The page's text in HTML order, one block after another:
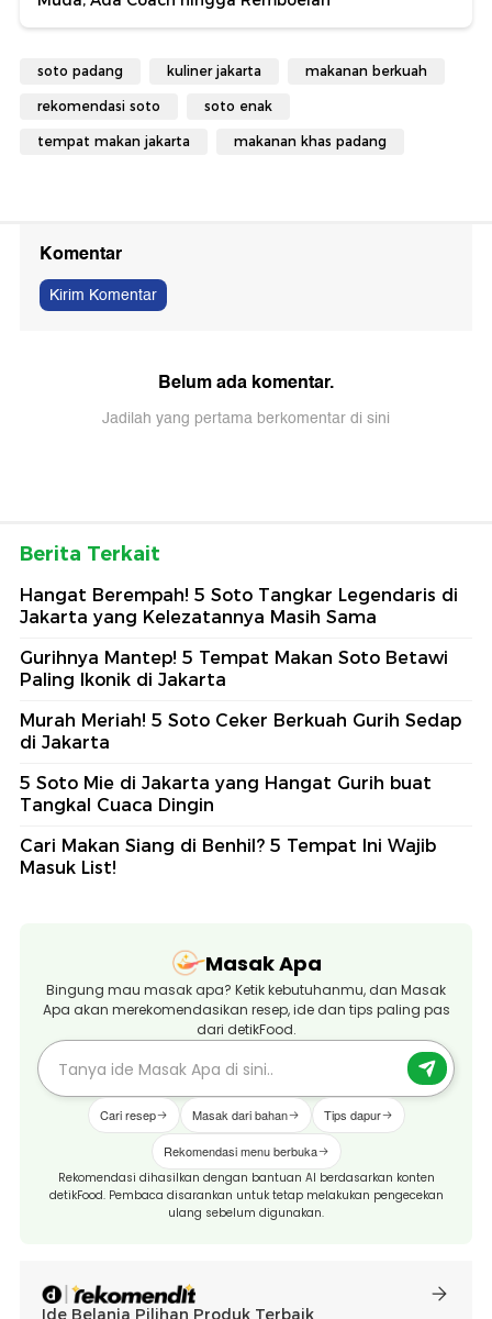
soto padang kuliner jakarta makanan berkuah
rekomendasi soto soto enak
tempat makan jakarta makanan khas padang
Komentar
Kirim Komentar
Belum ada komentar.
Jadilah yang pertama berkomentar di sini
Berita Terkait
Hangat Berempah! 5 Soto Tangkar Legendaris di
Jakarta yang Kelezatannya Masih Sama
Gurihnya Mantep! 5 Tempat Makan Soto Betawi
Paling Ikonik di Jakarta
Murah Meriah! 5 Soto Ceker Berkuah Gurih Sedap
di Jakarta
5 Soto Mie di Jakarta yang Hangat Gurih buat
Tangkal Cuaca Dingin
Cari Makan Siang di Benhil? 5 Tempat Ini Wajib
Masuk List!
Masak Apa
Bingung mau masak apa? Ketik kebutuhanmu, dan Masak
Apa akan merekomendasikan resep, ide dan tips paling pas
dari detikFood.
Cari resep Masak dari bahan Tips dapur
Rekomendasi menu berbuka
Rekomendasi dihasilkan dengan bantuan AI berdasarkan konten
detikFood. Pembaca disarankan untuk tetap melakukan pengecekan
ulang sebelum digunakan.